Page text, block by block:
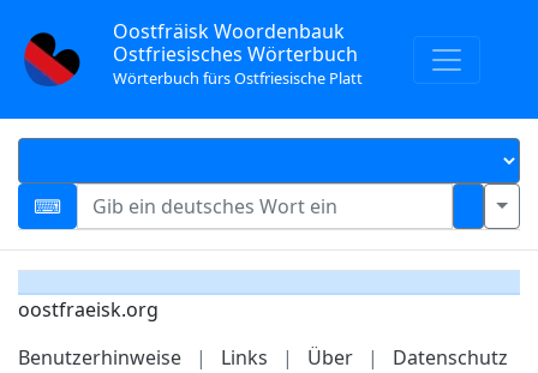
Oostfräisk Woordenbauk
Ostfriesisches Wörterbuch
Wörterbuch fürs Ostfriesische Platt
oostfraeisk.org
Benutzerhinweise
| Links | Über | Datenschutz